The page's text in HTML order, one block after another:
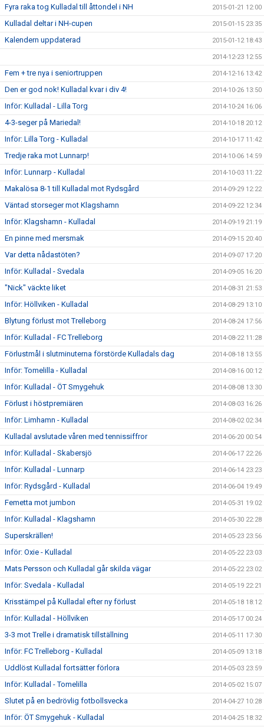
Fyra raka tog Kulladal till åttondel i NH 2015-01-21 12:00
Kulladal deltar i NH-cupen 2015-01-15 23:35
Kalendern uppdaterad 2015-01-12 18:43
2014-12-23 12:55
Fem + tre nya i seniortruppen 2014-12-16 13:42
Den er god nok! Kulladal kvar i div 4! 2014-10-26 13:50
Inför: Kulladal - Lilla Torg 2014-10-24 16:06
4-3-seger på Mariedal! 2014-10-18 20:12
Inför: Lilla Torg - Kulladal 2014-10-17 11:42
Tredje raka mot Lunnarp! 2014-10-06 14:59
Inför: Lunnarp - Kulladal 2014-10-03 11:22
Makalösa 8-1 till Kulladal mot Rydsgård 2014-09-29 12:22
Väntad storseger mot Klagshamn 2014-09-22 12:34
Inför: Klagshamn - Kulladal 2014-09-19 21:19
En pinne med mersmak 2014-09-15 20:40
Var detta nådastöten? 2014-09-07 17:20
Inför: Kulladal - Svedala 2014-09-05 16:20
"Nick" väckte liket 2014-08-31 21:53
Inför: Höllviken - Kulladal 2014-08-29 13:10
Blytung förlust mot Trelleborg 2014-08-24 17:56
Inför: Kulladal - FC Trelleborg 2014-08-22 11:28
Förlustmål i slutminuterna förstörde Kulladals dag 2014-08-18 13:55
Inför: Tomelilla - Kulladal 2014-08-16 00:12
Inför: Kulladal - ÖT Smygehuk 2014-08-08 13:30
Förlust i höstpremiären 2014-08-03 16:26
Inför: Limhamn - Kulladal 2014-08-02 02:34
Kulladal avslutade våren med tennissiffror 2014-06-20 00:54
Inför: Kulladal - Skabersjö 2014-06-17 22:26
Inför: Kulladal - Lunnarp 2014-06-14 23:23
Inför: Rydsgård - Kulladal 2014-06-04 19:49
Femetta mot jumbon 2014-05-31 19:02
Inför: Kulladal - Klagshamn 2014-05-30 22:28
Superskrällen! 2014-05-23 23:56
Inför: Oxie - Kulladal 2014-05-22 23:03
Mats Persson och Kulladal går skilda vägar 2014-05-22 23:02
Inför: Svedala - Kulladal 2014-05-19 22:21
Krisstämpel på Kulladal efter ny förlust 2014-05-18 18:12
Inför: Kulladal - Höllviken 2014-05-17 00:24
3-3 mot Trelle i dramatisk tillställning 2014-05-11 17:30
Inför: FC Trelleborg - Kulladal 2014-05-09 13:18
Uddlöst Kulladal fortsätter förlora 2014-05-03 23:59
Inför: Kulladal - Tomelilla 2014-05-02 15:07
Slutet på en bedrövlig fotbollsvecka 2014-04-27 10:28
Inför: ÖT Smygehuk - Kulladal 2014-04-25 18:32